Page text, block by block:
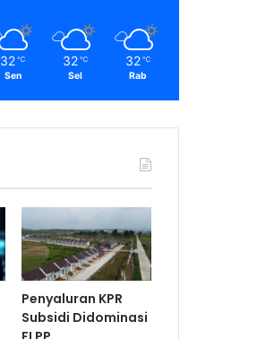
32 ℃
Sen
32 ℃
Sel
32 ℃
Rab
Penyaluran KPR
Subsidi Didominasi